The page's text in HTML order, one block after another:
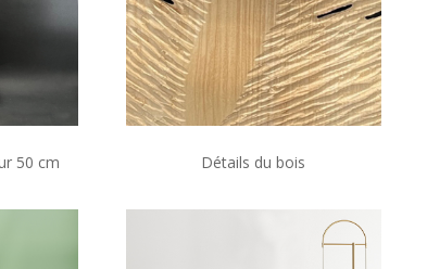
50 cm Détails du bois